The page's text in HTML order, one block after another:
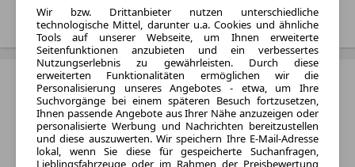
Treffer anzeigen
Mercedes-Benz G-Klasse
Baujahr:
1900 - 2022
Varianten:
Wir bzw. Drittanbieter nutzen unterschiedliche
technologische Mittel, darunter u.a. Cookies und ähnliche
Tools auf unserer Webseite, um Ihnen erweiterte
Seitenfunktionen anzubieten und ein verbessertes
Nutzungserlebnis zu gewährleisten. Durch diese
erweiterten Funktionalitäten ermöglichen wir die
Personalisierung unseres Angebotes - etwa, um Ihre
Suchvorgänge bei einem späteren Besuch fortzusetzen,
Ihnen passende Angebote aus Ihrer Nähe anzuzeigen oder
personalisierte Werbung und Nachrichten bereitzustellen
und diese auszuwerten. Wir speichern Ihre E-Mail-Adresse
lokal, wenn Sie diese für gespeicherte Suchanfragen,
Lieblingsfahrzeuge oder im Rahmen der Preisbewertung